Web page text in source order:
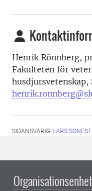
Henrik Rönnberg,
Fakulteten för
husdjursvetenskap,
SIDANSVARIG: